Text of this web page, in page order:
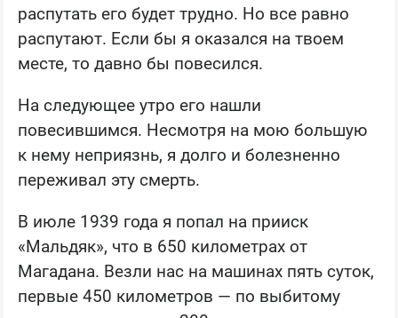
распутать его будет трудно. Но все равно
распутают. Если бы я оказался на твоем
месте, то давно бы повесился.
На следующее утро его нашли
повесившимся. Несмотря на мою большую
к нему неприязнь, я долго и болезненно
переживал эту смерть.
В июле 1939 года я попал на прииск
«Мальдяк», что в 650 километрах от
Магадана. Везли нас на машинах пять суток,
первые 450 километров — по выбитому